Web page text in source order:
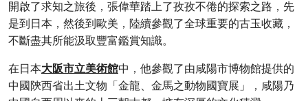
開啟了求知之旅後，張偉華踏上了孜孜不倦的探索之路，先
是到日本，然後到歐美，陸續參觀了全球重要的古玉收藏，
不斷盡其所能汲取豐富鑑賞知識。
在日本大阪市立美術館中，他參觀了由咸陽市博物館提供的
中國陝西省出土文物「金龍、金馬之動物國寶展」，咸陽乃